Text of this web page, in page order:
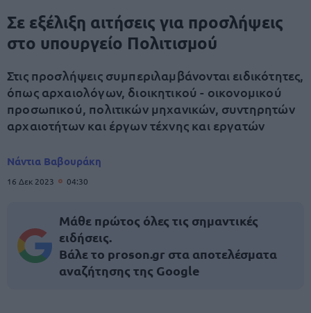
Σε εξέλιξη αιτήσεις για προσλήψεις
στο υπουργείο Πολιτισμού
Στις προσλήψεις συμπεριλαμβάνονται ειδικότητες,
όπως αρχαιολόγων, διοικητικού - οικονομικού
προσωπικού, πολιτικών μηχανικών, συντηρητών
αρχαιοτήτων και έργων τέχνης και εργατών
Νάντια Βαβουράκη
16 Δεκ 2023 04:30
Μάθε πρώτος όλες τις σημαντικές
ειδήσεις.
Βάλε το proson.gr στα αποτελέσματα
αναζήτησης της Google